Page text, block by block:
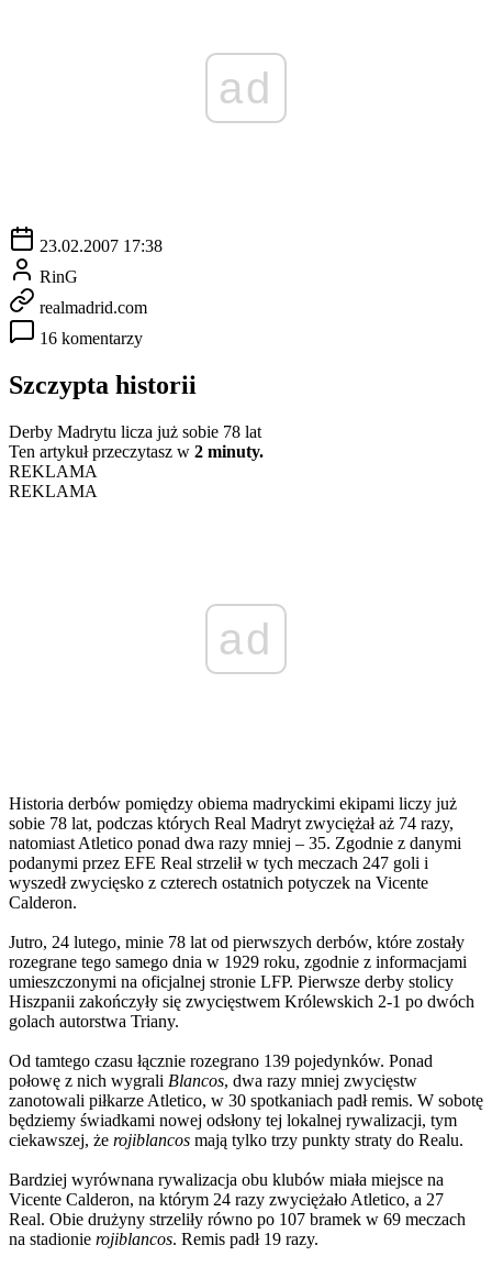
ad
23.02.2007 17:38
RinG
realmadrid.com
16 komentarzy
Szczypta historii
Derby Madrytu licza już sobie 78 lat
Ten artykuł przeczytasz w 2 minuty.
REKLAMA
REKLAMA
ad
Historia derbów pomiędzy obiema madryckimi ekipami liczy już
sobie 78 lat, podczas których Real Madryt zwyciężał aż 74 razy,
natomiast Atletico ponad dwa razy mniej – 35. Zgodnie z danymi
podanymi przez EFE Real strzelił w tych meczach 247 goli i
wyszedł zwycięsko z czterech ostatnich potyczek na Vicente
Calderon.
Jutro, 24 lutego, minie 78 lat od pierwszych derbów, które zostały
rozegrane tego samego dnia w 1929 roku, zgodnie z informacjami
umieszczonymi na oficjalnej stronie LFP. Pierwsze derby stolicy
Hiszpanii zakończyły się zwycięstwem Królewskich 2-1 po dwóch
golach autorstwa Triany.
Od tamtego czasu łącznie rozegrano 139 pojedynków. Ponad
połowę z nich wygrali Blancos, dwa razy mniej zwycięstw
zanotowali piłkarze Atletico, w 30 spotkaniach padł remis. W sobotę
będziemy świadkami nowej odsłony tej lokalnej rywalizacji, tym
ciekawszej, że rojiblancos mają tylko trzy punkty straty do Realu.
Bardziej wyrównana rywalizacja obu klubów miała miejsce na
Vicente Calderon, na którym 24 razy zwyciężało Atletico, a 27
Real. Obie drużyny strzeliły równo po 107 bramek w 69 meczach
na stadionie rojiblancos. Remis padł 19 razy.